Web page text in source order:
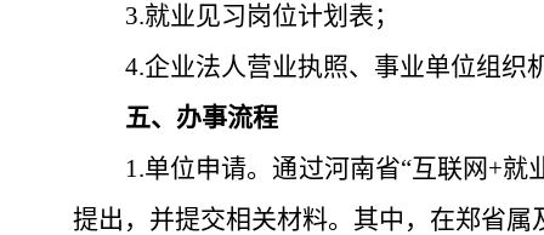
3.就业见习岗位计划表；
4.企业法人营业执照、 事业单位组织
五、办事流程
1.单位申请。通过河南省“互联网+就
提出，并提交相关材料。其中，在郑省